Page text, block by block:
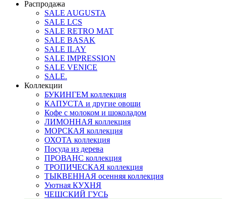
Распродажа
SALE AUGUSTA
SALE LCS
SALE RETRO MAT
SALE BASAK
SALE ILAY
SALE IMPRESSION
SALE VENICE
SALE.
Коллекции
БУКИНГЕМ коллекция
КАПУСТА и другие овощи
Кофе с молоком и шоколадом
ЛИМОННАЯ коллекция
МОРСКАЯ коллекция
ОХОТА коллекция
Посуда из дерева
ПРОВАНС коллекция
ТРОПИЧЕСКАЯ коллекция
ТЫКВЕННАЯ осенняя коллекция
Уютная КУХНЯ
ЧЕШСКИЙ ГУСЬ